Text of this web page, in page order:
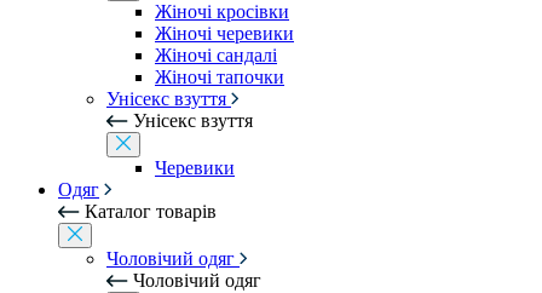
Жіночі кросівки
Жіночі черевики
Жіночі сандалі
Жіночі тапочки
Унісекс взуття
Унісекс взуття
Черевики
Одяг
Каталог товарів
Чоловічий одяг
Чоловічий одяг